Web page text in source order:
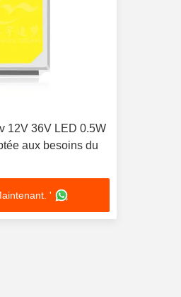
12V 36V LED 0.5W
aux besoins du
'